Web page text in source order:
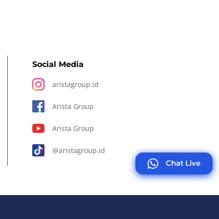
Social Media
aristagroup.id
Arista Group
Arista Group
@aristagroup.id
Chat Live